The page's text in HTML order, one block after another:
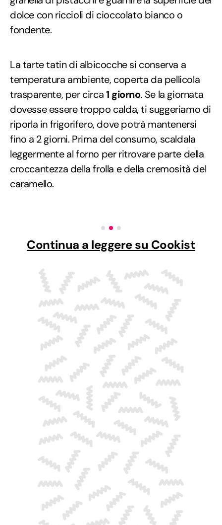
dolce con riccioli di cioccolato bianco o
fondente.
La tarte tatin di albicocche si conserva a
temperatura ambiente, coperta da pellicola
trasparente, per circa1 giorno. Se la giornata
dovesse essere troppo calda, ti suggeriamo di
riporla in frigorifero, dove potrà mantenersi
fino a 2 giorni. Prima del consumo, scaldala
leggermente al forno per ritrovare parte della
croccantezza della frolla e della cremosità del
caramello.
Continua a leggere su Cookist